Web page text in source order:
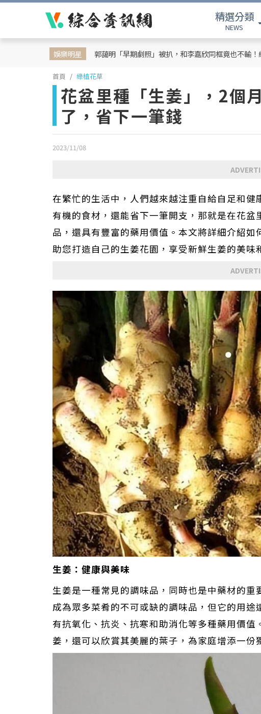
精選分類
NEWS
娛樂明星 郭藹明「早期劇照」被扒，和李嘉欣同框竟也不輸
首頁 綠植花草
花盆里種「生姜」，2個
了，省下一筆錢
2023/11/08
在繁忙的生活中，人們越來越注重自給自足和
有機的食材，還能省下一筆開支，那就是在花
品，還具有豐富的藥用價值。本文將詳細介紹
助您打造自己的生姜花園，享受新鮮生姜的美味
生姜：健康與美味
生姜是一種常見的調味品，同時也是中藥材的
成為眾多菜肴的不可或缺的調味品，但它的用
有抗氧化、抗炎、抗寒和助消化等多種藥用價
姜，還可以欣賞其美麗的葉子，為家庭增添一份